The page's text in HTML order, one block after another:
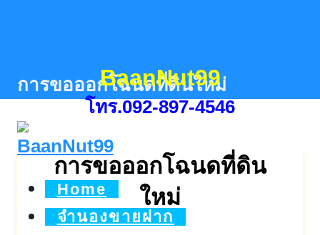
BaanNut99
โทร.092-897-4546
Home
จำนองขายฝาก
การขอออกโฉนดที่ดินใหม่
การขอออกโฉนดที่ดิน
ใหม่